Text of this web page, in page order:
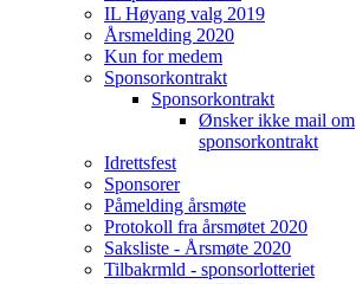
IL Høyang valg 2019
Årsmelding 2020
Kun for medem
Sponsorkontrakt
Sponsorkontrakt
Ønsker ikke mail om
sponsorkontrakt
Idrettsfest
Sponsorer
Påmelding årsmøte
Protokoll fra årsmøtet 2020
Saksliste - Årsmøte 2020
Tilbakrmld - sponsorlotteriet